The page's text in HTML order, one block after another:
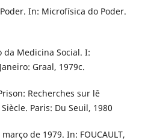
In: Microfísica do Poder.
da Medicina Social. I:
Graal, 1979c.
Recherches sur lê
Paris: Du Seuil, 1980
de 1979. In: FOUCAULT,